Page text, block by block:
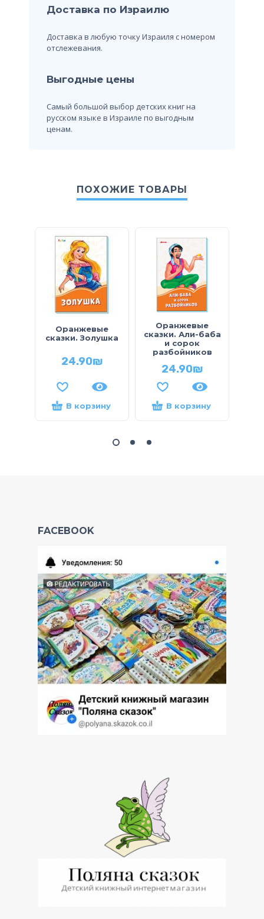
Доставка по Израилю
Доставка в любую точку Израиля с номером
отслежевания.
Выгодные цены
Самый большой выбор детских книг на
русском языке в Израиле по выгодным
ценам.
ПОХОЖИЕ ТОВАРЫ
Оранжевые
сказки. Золушка
24.90₪
В корзину
Оранжевые
сказки. Али-баба
и сорок
разбойников
24.90₪
В корзину
FACEBOOK